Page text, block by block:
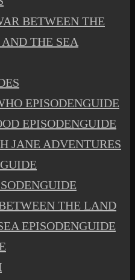
BETWEEN THE
THE SEA
EPISODENGUIDE
EPISODENGUIDE
JANE ADVENTURES
THE LAND
EPISODENGUIDE